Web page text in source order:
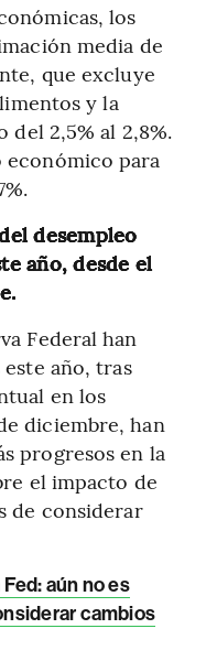
los
media de
que excluye
y la
del 2,5% al 2,8%.
para
desempleo
año, desde el
Federal han
año, tras
en los
diciembre, han
progresos en la
el impacto de
de considerar
aún no es
cambios